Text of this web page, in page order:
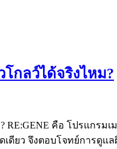
โกลว์ได้จริงไหม?
RE:GENE คือ โปรแก
ยว จึงตอบโจทย์การดูแ